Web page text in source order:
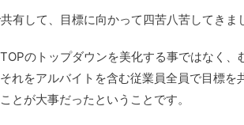
有して、目標に向かって四苦八苦してきま
のトップダウンを美化する事ではなく
れをアルバイトを含む従業員全員で目標
とが大事だったということです。